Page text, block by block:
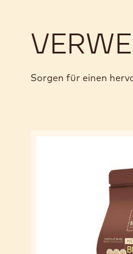
Sorgen für einen